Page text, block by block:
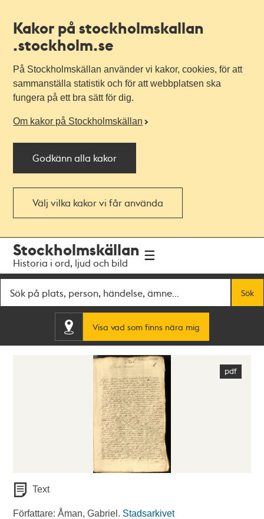
Kakor på stockholmskallan
.stockholm.se
På Stockholmskällan använder vi kakor, cookies, för att
sammanställa statistik och för att webbplatsen ska
fungera på ett bra sätt för dig.
Om kakor på Stockholmskällan
Godkänn alla kakor
Välj vilka kakor vi får använda
navigationen
huvudinnehållet
Stockholmskällan
Historia i ord, ljud och bild
Sök
Visa vad som finns nära mig
Text
Författare: Åman, Gabriel. Stadsarkivet